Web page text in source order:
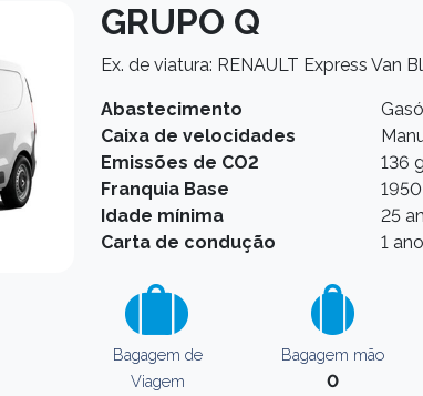
GRUPO Q
Ex. de viatura: RENAULT Express Van
Abastecimento
Caixa de velocidades
Emissões de CO2
136
Franquia Base
Idade mínima
25
Carta de condução
1 ano
Bagagem de
Viagem
Bagagem mão
0